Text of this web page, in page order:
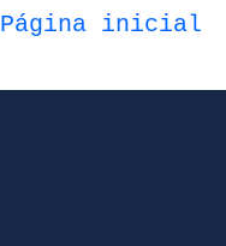
Página inicial